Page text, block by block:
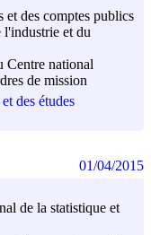
et des comptes publics
l'industrie et du
Centre national
de mission
des études
de la statistique et
01/04/2015